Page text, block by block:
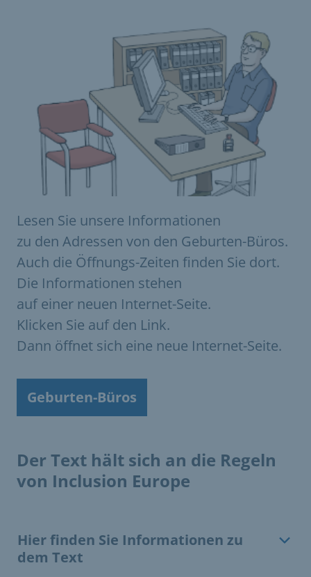
Lesen Sie unsere Informationen
zu den Adressen von den Geburten-Büros.
Auch die Öffnungs-Zeiten finden Sie dort.
Die Informationen stehen
auf einer neuen Internet-Seite.
Klicken Sie auf den Link.
Dann öffnet sich eine neue Internet-Seite.
Geburten-Büros
Der Text hält sich an die Regeln
von Inclusion Europe
Hier finden Sie Informationen zu
dem Text